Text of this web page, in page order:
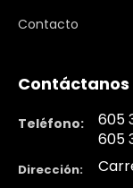
Contacto
Contáctanos
Teléfono:
605
605
Dirección: